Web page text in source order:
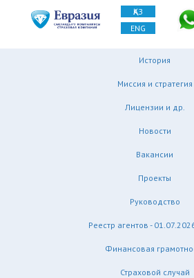
ҚАЗ
ENG
История
Миссия и стратегия
Лицензии и др.
Новости
Вакансии
Проекты
Руководство
Реестр агентов -
Финансовая
Страховой случай